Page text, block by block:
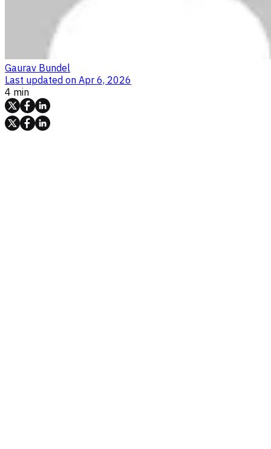
Gaurav Bundel
Last updated on Apr 6, 2026
4 min